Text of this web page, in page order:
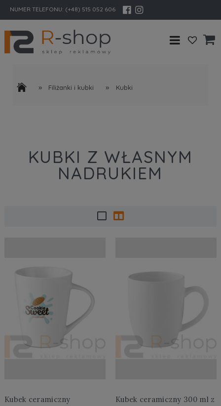
NUMER TELEFONU: (+48) 515 052 606
» Filiżanki i kubki » Kubki
KUBKI Z WŁASNYM
NADRUKIEM
Kubek ceramiczny
Kubek ceramiczny 300 ml z